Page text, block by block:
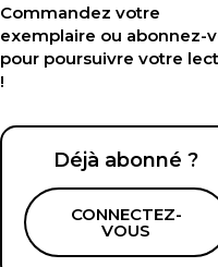
Commandez votre
exemplaire ou abonnez-
pour poursuivre votre
!
Déjà abonné ?
CONNECTEZ-
VOUS